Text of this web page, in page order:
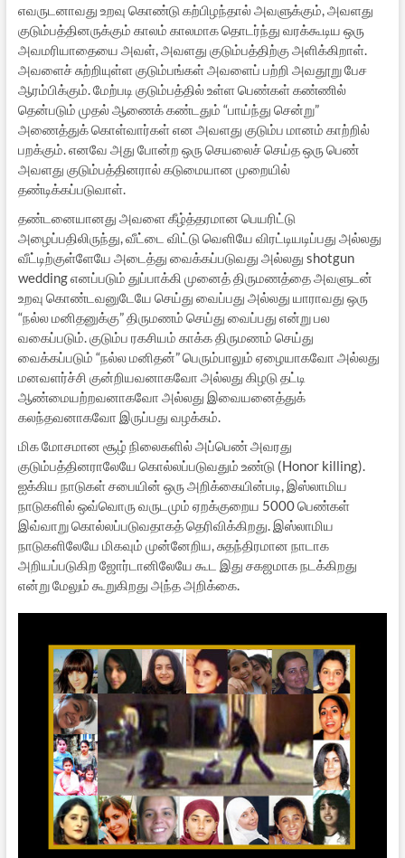
எவருடனாவது உறவு கொண்டு கற்பிழந்தால் அவளுக்கும், அவளது
குடும்பத்தினருக்கும் காலம் காலமாக தொடர்ந்து வரக்கூடிய ஒரு
அவமரியாதையை அவள், அவளது குடும்பத்திற்கு அளிக்கிறாள்.
அவளைச் சுற்றியுள்ள குடும்பங்கள் அவளைப் பற்றி அவதூறு பேச
ஆரம்பிக்கும். மேற்படி குடும்பத்தில் உள்ள பெண்கள் கண்ணில்
தென்படும் முதல் ஆணைக் கண்டதும் “பாய்ந்து சென்று”
அணைத்துக் கொள்வார்கள் என அவளது குடும்ப மானம் காற்றில்
பறக்கும். எனவே அது போன்ற ஒரு செயலைச் செய்த ஒரு பெண்
அவளது குடும்பத்தினரால் கடுமையான முறையில்
தண்டிக்கப்படுவாள்.
தண்டனையானது அவளை கீழ்த்தரமான பெயரிட்டு
அழைப்பதிலிருந்து, வீட்டை விட்டு வெளியே விரட்டியடிப்பது அல்லது
வீட்டிற்குள்ளேயே அடைத்து வைக்கப்படுவது அல்லது shotgun
wedding எனப்படும் துப்பாக்கி முனைத் திருமணத்தை அவளுடன்
உறவு கொண்டவனுடேயே செய்து வைப்பது அல்லது யாராவது ஒரு
“நல்ல மனிதனுக்கு” திருமணம் செய்து வைப்பது என்று பல
வகைப்படும். குடும்ப ரகசியம் காக்க திருமணம் செய்து
வைக்கப்படும் “நல்ல மனிதன்” பெரும்பாலும் ஏழையாகவோ அல்லது
மனவளர்ச்சி குன்றியவனாகவோ அல்லது கிழடு தட்டி
ஆண்மையற்றவனாகவோ அல்லது இவையனைத்துக்
கலந்தவனாகவோ இருப்பது வழக்கம்.
மிக மோசமான சூழ் நிலைகளில் அப்பெண் அவரது
குடும்பத்தினராலேயே கொல்லப்படுவதும் உண்டு (Honor killing).
ஐக்கிய நாடுகள் சபையின் ஒரு அறிக்கையின்படி, இஸ்லாமிய
நாடுகளில் ஒவ்வொரு வருடமும் ஏறக்குறைய 5000 பெண்கள்
இவ்வாறு கொல்லப்படுவதாகத் தெரிவிக்கிறது. இஸ்லாமிய
நாடுகளிலேயே மிகவும் முன்னேறிய, சுதந்திரமான நாடாக
அறியப்படுகிற ஜோர்டானிலேயே கூட இது சகஜமாக நடக்கிறது
என்று மேலும் கூறுகிறது அந்த அறிக்கை.